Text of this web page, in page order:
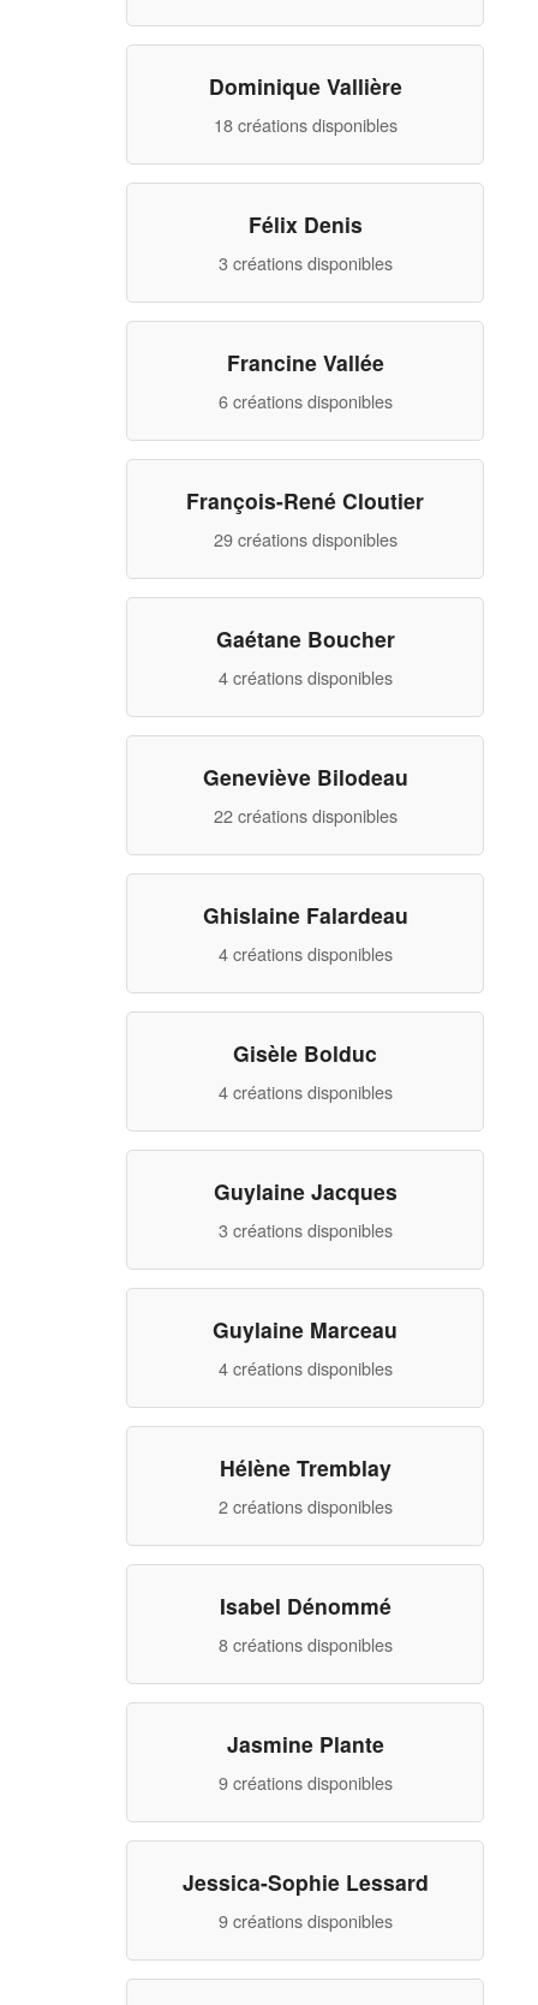
Dominique Vallière
18 créations disponibles
Félix Denis
3 créations disponibles
Francine Vallée
6 créations disponibles
François-René Cloutier
29 créations disponibles
Gaétane Boucher
4 créations disponibles
Geneviève Bilodeau
22 créations disponibles
Ghislaine Falardeau
4 créations disponibles
Gisèle Bolduc
4 créations disponibles
Guylaine Jacques
3 créations disponibles
Guylaine Marceau
4 créations disponibles
Hélène Tremblay
2 créations disponibles
Isabel Dénommé
8 créations disponibles
Jasmine Plante
9 créations disponibles
Jessica-Sophie Lessard
9 créations disponibles